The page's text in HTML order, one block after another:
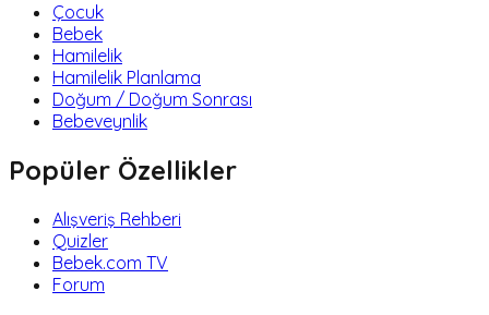
Çocuk
Bebek
Hamilelik
Hamilelik Planlama
Doğum / Doğum Sonrası
Bebeveynlik
Popüler Özellikler
Alışveriş Rehberi
Quizler
Bebek.com TV
Forum